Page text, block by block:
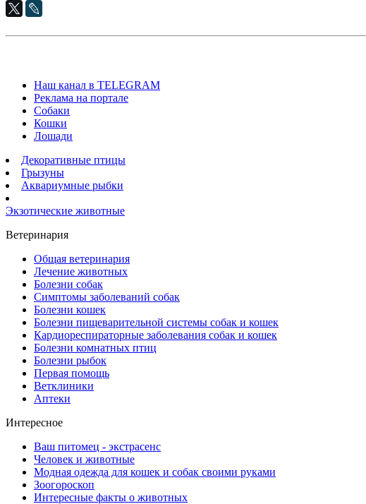
Наш канал в TELEGRAM
Реклама на портале
Собаки
Кошки
Лошади
Декоративные птицы
Грызуны
Аквариумные рыбки
Экзотические животные
Ветеринария
Общая ветеринария
Лечение животных
Болезни собак
Симптомы заболеваний собак
Болезни кошек
Болезни пищеварительной системы собак и кошек
Кардиореспираторные заболевания собак и кошек
Болезни комнатных птиц
Болезни рыбок
Первая помощь
Ветклиники
Аптеки
Интересное
Ваш питомец - экстрасенс
Человек и животные
Модная одежда для кошек и собак своими руками
Зоогороскоп
Интересные факты о животных